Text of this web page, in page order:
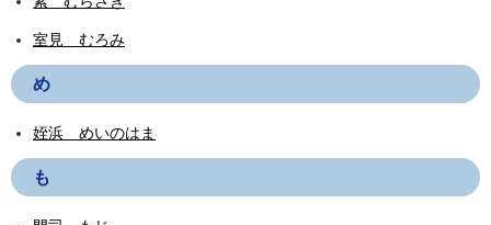
室見 むろみ
め
姪浜 めいのはま
も